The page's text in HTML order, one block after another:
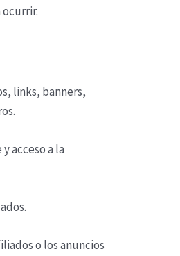
links, banners,
acceso a la
o los anuncios